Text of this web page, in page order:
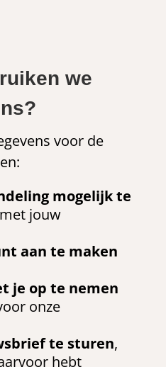
we
voor de
mogelijk te
jouw
aan te maken
je op te nemen
onze
te sturen,
hebt